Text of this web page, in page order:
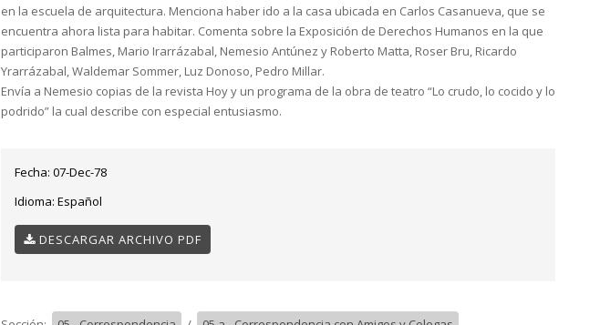
en la escuela de arquitectura. Menciona haber ido a la casa ubicada en Carlos Casanueva, que se
encuentra ahora lista para habitar. Comenta sobre la Exposición de Derechos Humanos en la que
participaron Balmes, Mario Irarrázabal, Nemesio Antúnez y Roberto Matta, Roser Bru, Ricardo
Yrarrázabal, Waldemar Sommer, Luz Donoso, Pedro Millar.
Envía a Nemesio copias de la revista Hoy y un programa de la obra de teatro “Lo crudo, lo cocido y lo
podrido” la cual describe con especial entusiasmo.
Fecha: 07-Dec-78
Idioma: Español
DESCARGAR ARCHIVO PDF